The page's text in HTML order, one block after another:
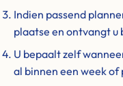
Indien passend
plaatse en ontvangt u
U bepaalt zelf
al binnen een week